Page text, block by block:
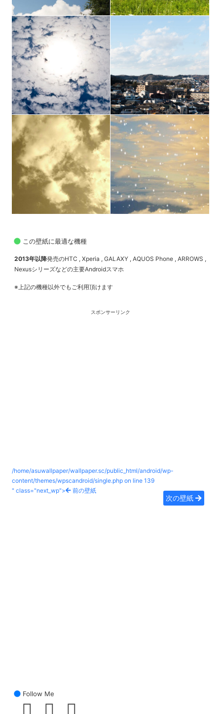
この壁紙に最適な機種
2013年以降発売のHTC , Xperia , GALAXY , AQUOS Phone , ARROWS ,
Nexusシリーズなどの主要Androidスマホ
※上記の機種以外でもご利用頂けます
スポンサーリンク
/home/asuwallpaper/wallpaper.sc/public_html/android/wp-
content/themes/wpscandroid/single.php on line 139
" class="next_wp">
前の壁紙
次の壁紙
Follow Me